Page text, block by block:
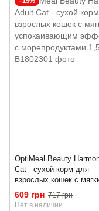
OptiMeal Beauty
Cat - сухой корм для
взрослых кошек с
успокаивающим
морепродуктами 1,5 кг
609 грн 717 грн
Нет в наличии